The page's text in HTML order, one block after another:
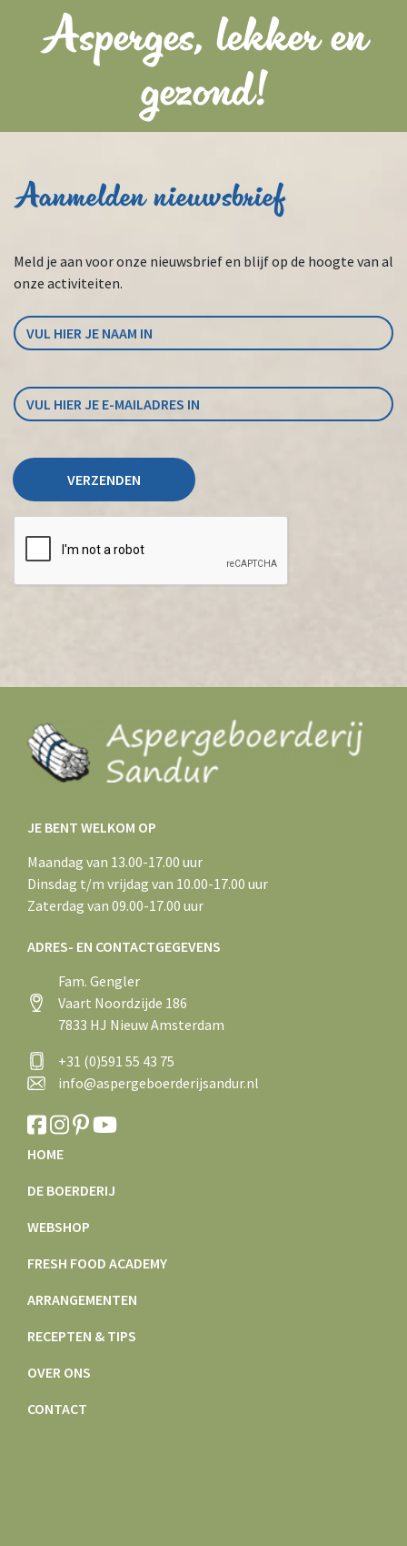
Asperges, lekker en
gezond!
Aanmelden nieuwsbrief
Meld je aan voor onze nieuwsbrief en blijf op de hoogte van al
onze activiteiten.
JE BENT WELKOM OP
Maandag van 13.00-17.00 uur
Dinsdag t/m vrijdag van 10.00-17.00 uur
Zaterdag van 09.00-17.00 uur
ADRES- EN CONTACTGEGEVENS
Fam. Gengler
Vaart Noordzijde 186
7833 HJ Nieuw Amsterdam
+31 (0)591 55 43 75
info@aspergeboerderijsandur.nl
HOME
DE BOERDERIJ
WEBSHOP
FRESH FOOD ACADEMY
ARRANGEMENTEN
RECEPTEN & TIPS
OVER ONS
CONTACT